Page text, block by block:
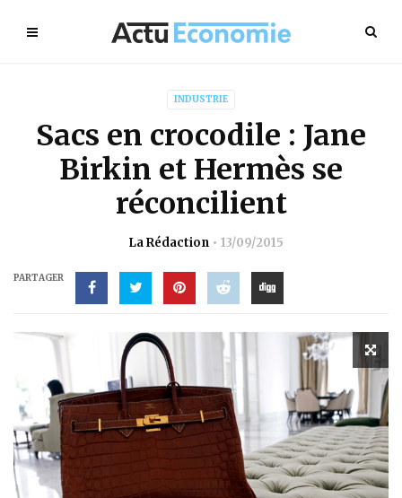
INDUSTRIE
Sacs en crocodile : Jane
Birkin et Hermès se
réconcilient
La Rédaction 13/09/2015
PARTAGER